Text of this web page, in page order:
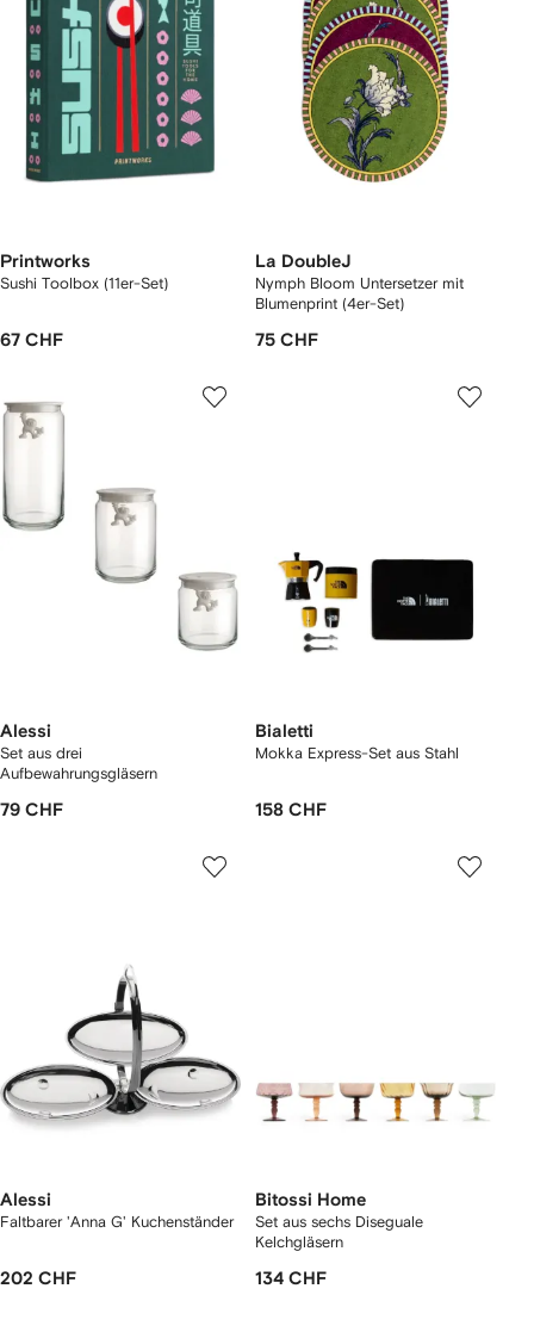
Printworks
Sushi Toolbox (11er-Set)
67 CHF
La DoubleJ
Nymph Bloom Untersetzer mit
Blumenprint (4er-Set)
75 CHF
Alessi
Set aus drei
Aufbewahrungsgläsern
79 CHF
Bialetti
Mokka Express-Set aus Stahl
158 CHF
Alessi
Faltbarer 'Anna G' Kuchenständer
202 CHF
Bitossi Home
Set aus sechs Diseguale
Kelchgläsern
134 CHF